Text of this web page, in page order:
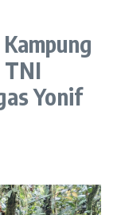
Yonif